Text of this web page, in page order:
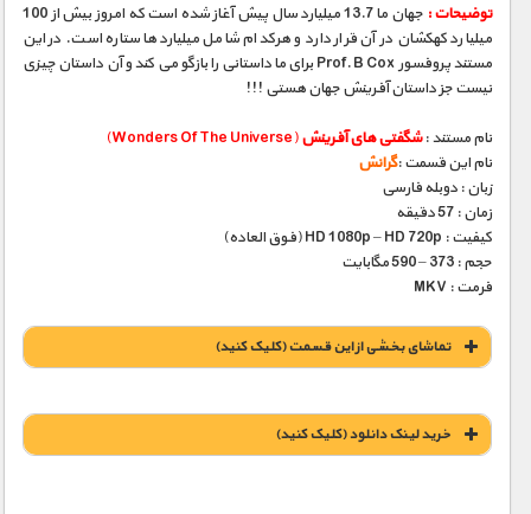
توضیحات :
جهان ما 13.7 میلیارد سال پیش آغاز شده است که امروز بیش از 100
میلیارد کهکشان در آن قرار دارد و هرکدام شامل میلیاردها ستاره است. در این
مستند پروفسور Prof. B Cox برای ما داستانی را بازگو می کند و آن داستان چیزی
نیست جز داستان آفرینش جهان هستی !!!
نام مستند :شگفتی های آفرینش(Wonders Of The Universe)
نام این قسمت :گرانش
زبان : دوبله فارسی
زمان : 57 دقیقه
کیفیت : HD 1080p – HD 720p (فوق العاده)
حجم : 373 – 590 مگابایت
فرمت : MKV
تماشای بخشی از این قسمت (کلیک کنید)
خريد لينک دانلود (کليک کنيد)